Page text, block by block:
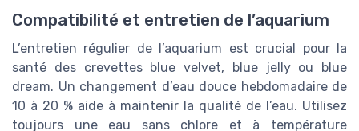
Compatibilité et entretien de l’aquarium
L’entretien régulier de l’aquarium est crucial pour la
santé des crevettes blue velvet, blue jelly ou blue
dream. Un changement d’eau douce hebdomadaire de
10 à 20 % aide à maintenir la qualité de l’eau. Utilisez
toujours une eau sans chlore et à température